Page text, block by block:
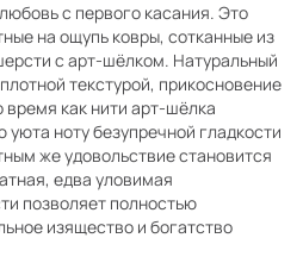
с первого касания. Это
на ощупь ковры, сотканные из
с арт-шёлком. Натуральный
текстурой, прикосновение
время как нити арт-шёлка
ноту безупречной гладкости
же удовольствие становится
едва уловимая
позволяет полностью
изящество и богатство